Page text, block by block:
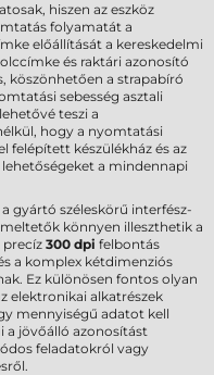
hiszen az eszköz
folyamatát a
előállítását a kereskedelmi
és raktári azonosító
köszönhetően a strapabíró
sebesség asztali
teszi a
hogy a nyomtatási
felépített készülékház és az
a mindennapi
gyártó széleskörű interfész-
könnyen illeszthetik a
300 dpi felbontás
a komplex kétdimenziós
Ez különösen fontos olyan
elektronikai alkatrészek
mennyiségű adatot kell
a jövőálló azonosítást
feladatokról vagy